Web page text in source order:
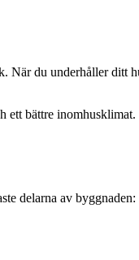
du underhåller
bättre
delarna av byggnaden: